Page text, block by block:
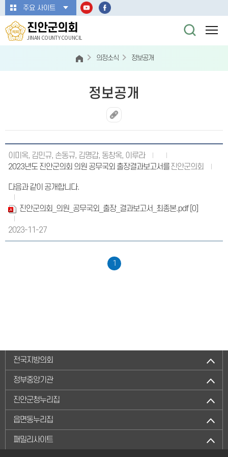
본문바로가기
주요 사이트
진안군의회
JINAN COUNTY COUNCIL
의정소식 정보공개
정보공개
이미옥, 김민규, 손동규, 김명갑, 동창옥, 이루라
2023년도 진안군의회 의원 공무국외 출장결과보고서를
다음과 같이 공개합니다.
진안군의회
진안군의회_의원_공무국외_출장_결과보고서_최종본.pdf [0]
2023-11-27
1
전국지방의회
정부중앙기관
진안군청누리집
읍면동누리집
패밀리사이트